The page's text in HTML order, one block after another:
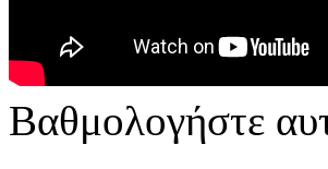
Βαθμολογήστε